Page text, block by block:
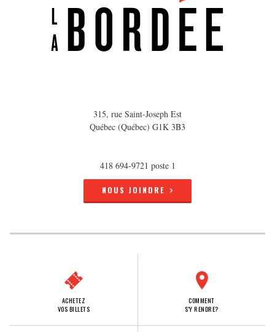
315, rue Saint-Joseph Est
Québec (Québec) G1K 3B3
418 694-9721 poste 1
NOUS JOINDRE
ACHETEZ
VOS BILLETS
COMMENT
S'Y RENDRE?